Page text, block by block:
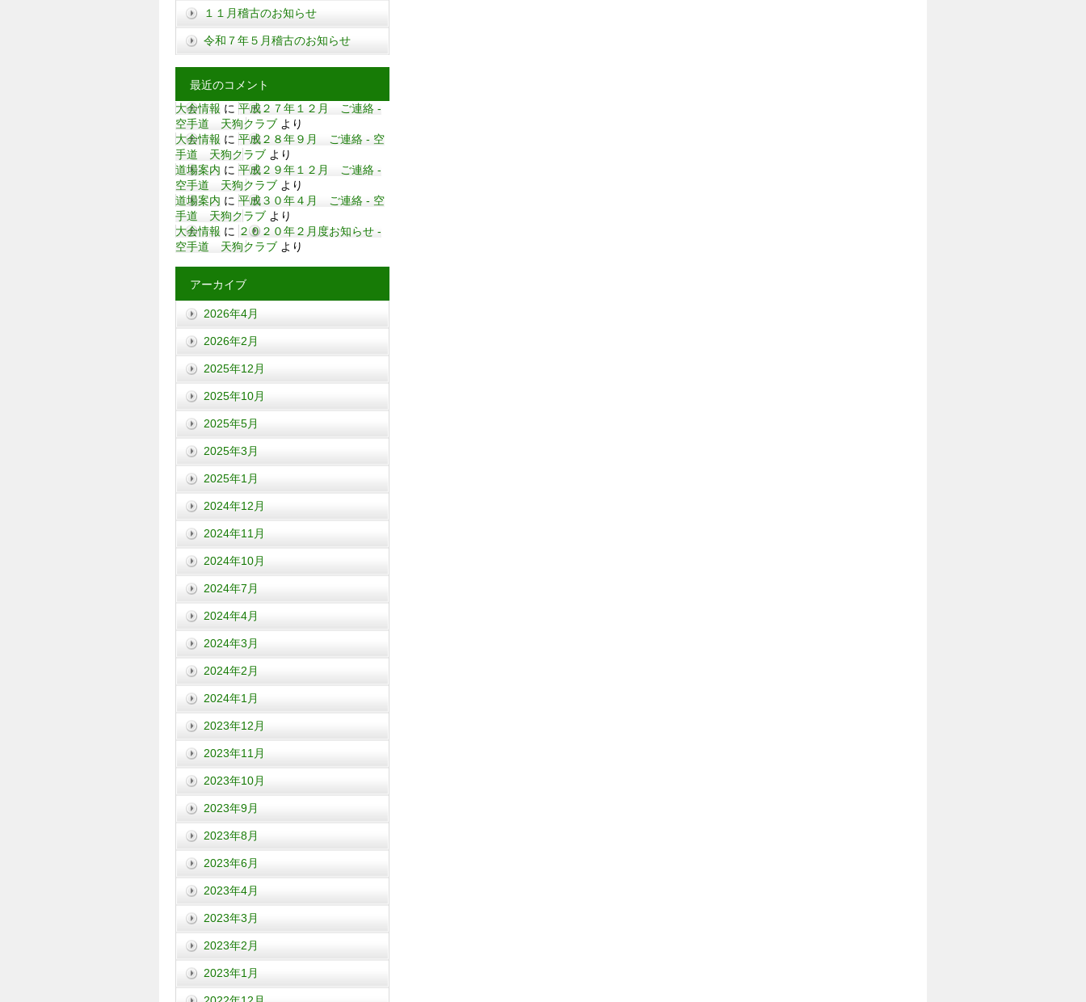
１１月稽古のお知らせ
令和７年５月稽古のお知らせ
最近のコメント
大会情報 に 平成２７年１２月 ご連絡 -
空手道 天狗クラブ より
大会情報 に 平成２８年９月 ご連絡 - 空
手道 天狗クラブ より
道場案内 に 平成２９年１２月 ご連絡 -
空手道 天狗クラブ より
道場案内 に 平成３０年４月 ご連絡 - 空
手道 天狗クラブ より
大会情報 に ２０２０年２月度お知らせ -
空手道 天狗クラブ より
アーカイブ
2026年4月
2026年2月
2025年12月
2025年10月
2025年5月
2025年3月
2025年1月
2024年12月
2024年11月
2024年10月
2024年7月
2024年4月
2024年3月
2024年2月
2024年1月
2023年12月
2023年11月
2023年10月
2023年9月
2023年8月
2023年6月
2023年4月
2023年3月
2023年2月
2023年1月